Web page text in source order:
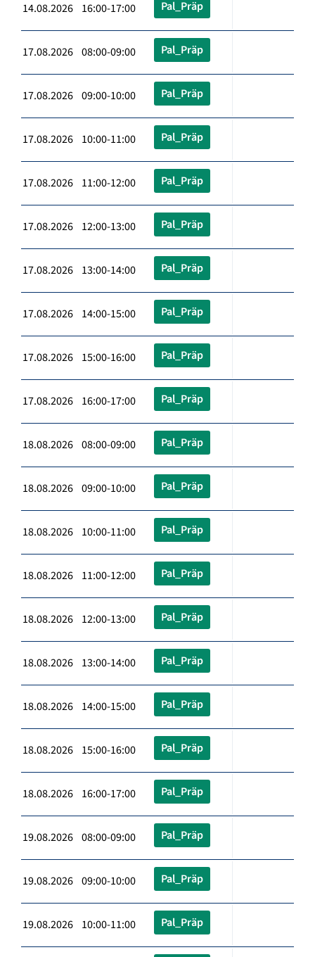
14.08.2026 16:00-17:00 Pal_Präp
17.08.2026 08:00-09:00 Pal_Präp
17.08.2026 09:00-10:00 Pal_Präp
17.08.2026 10:00-11:00 Pal_Präp
17.08.2026 11:00-12:00 Pal_Präp
17.08.2026 12:00-13:00 Pal_Präp
17.08.2026 13:00-14:00 Pal_Präp
17.08.2026 14:00-15:00 Pal_Präp
17.08.2026 15:00-16:00 Pal_Präp
17.08.2026 16:00-17:00 Pal_Präp
18.08.2026 08:00-09:00 Pal_Präp
18.08.2026 09:00-10:00 Pal_Präp
18.08.2026 10:00-11:00 Pal_Präp
18.08.2026 11:00-12:00 Pal_Präp
18.08.2026 12:00-13:00 Pal_Präp
18.08.2026 13:00-14:00 Pal_Präp
18.08.2026 14:00-15:00 Pal_Präp
18.08.2026 15:00-16:00 Pal_Präp
18.08.2026 16:00-17:00 Pal_Präp
19.08.2026 08:00-09:00 Pal_Präp
19.08.2026 09:00-10:00 Pal_Präp
19.08.2026 10:00-11:00 Pal_Präp